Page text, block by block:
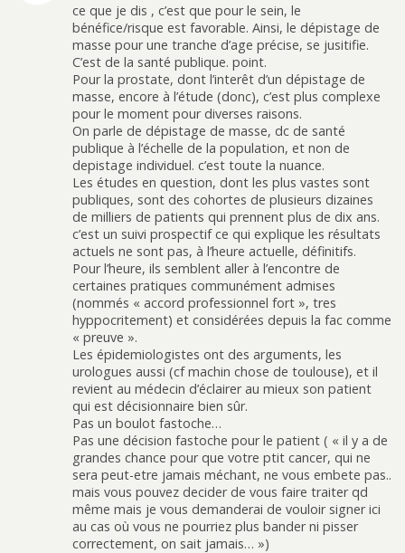
ce que je dis , c’est que pour le sein, le
bénéfice/risque est favorable. Ainsi, le dépistage de
masse pour une tranche d’age précise, se jusitifie.
C’est de la santé publique. point.
Pour la prostate, dont l’interêt d’un dépistage de
masse, encore à l’étude (donc), c’est plus complexe
pour le moment pour diverses raisons.
On parle de dépistage de masse, dc de santé
publique à l’échelle de la population, et non de
depistage individuel. c’est toute la nuance.
Les études en question, dont les plus vastes sont
publiques, sont des cohortes de plusieurs dizaines
de milliers de patients qui prennent plus de dix ans.
c’est un suivi prospectif ce qui explique les résultats
actuels ne sont pas, à l’heure actuelle, définitifs.
Pour l’heure, ils semblent aller à l’encontre de
certaines pratiques communément admises
(nommés « accord professionnel fort », tres
hyppocritement) et considérées depuis la fac comme
« preuve ».
Les épidemiologistes ont des arguments, les
urologues aussi (cf machin chose de toulouse), et il
revient au médecin d’éclairer au mieux son patient
qui est décisionnaire bien sûr.
Pas un boulot fastoche…
Pas une décision fastoche pour le patient ( « il y a de
grandes chance pour que votre ptit cancer, qui ne
sera peut-etre jamais méchant, ne vous embete pas..
mais vous pouvez decider de vous faire traiter qd
même mais je vous demanderai de vouloir signer ici
au cas où vous ne pourriez plus bander ni pisser
correctement, on sait jamais… »)